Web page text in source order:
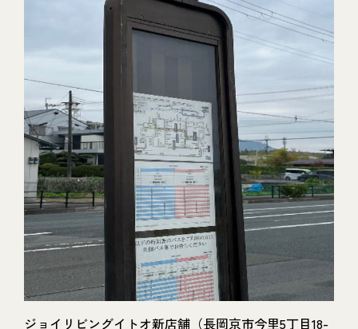
ジョイリビングイトオ新店舗（長岡京市今里5丁目18-